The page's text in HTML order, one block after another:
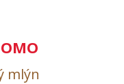
mlýn